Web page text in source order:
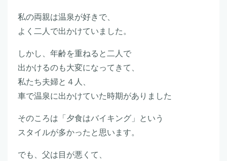
私の両親は温泉が好きで、
よく二人で出かけていました。
しかし、年齢を重ねると二人で
出かけるのも大変になってきて、
私たち夫婦と４人、
車で温泉に出かけていた時期がありました
そのころは「夕食はバイキング」という
スタイルが多かったと思います。
でも、父は目が悪くて、